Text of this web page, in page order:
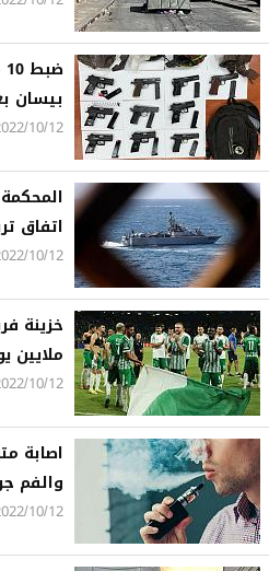
بيسان
10/12 12:11
اتفاق
10/12 10:56
ملايين
10/12 10:12
اصابة
والفم
10/12 9:38